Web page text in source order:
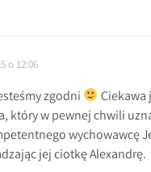
e
e
o 12:06
zgodni
Ciekawa
który w pewnej chwili
wychowawcę
jej ciotkę Alexandrę.